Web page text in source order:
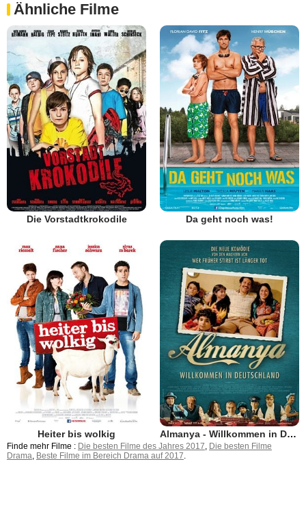
Ähnliche Filme
Die Vorstadtkrokodile Da geht noch was!
Heiter bis wolkig Almanya - Willkommen in Deutschland
Finde mehr Filme : Die besten Filme des Jahres 2017 Die besten Filme
Drama Beste Filme im Bereich Drama auf 2017